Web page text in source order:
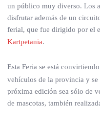
un público muy diverso. Los
disfrutar además de un
ferial, que fue dirigido por el
Kartpetania.
Esta Feria se está
vehículos de la provincia y
próxima edición sea sólo de
de mascotas, también